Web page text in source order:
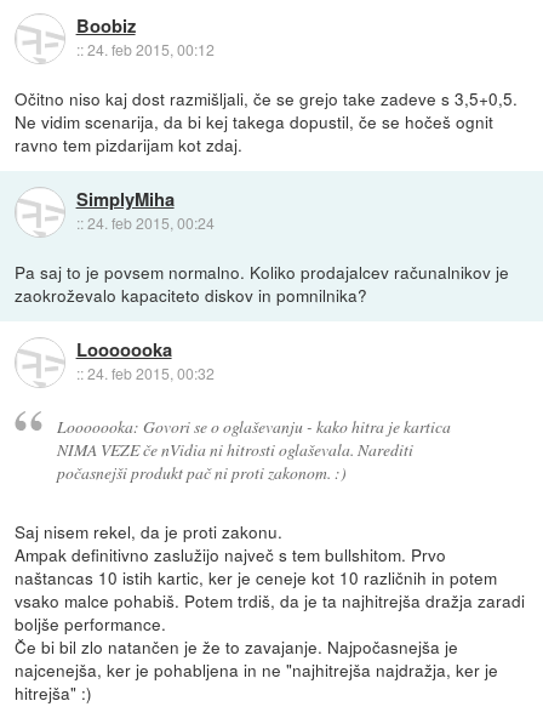
Boobiz
::24. feb 2015, 00:12
Očitno niso kaj dost razmišljali, če se grejo take zadeve s 3,5+0,5.
Ne vidim scenarija, da bi kej takega dopustil, če se hočeš ognit
ravno tem pizdarijam kot zdaj.
SimplyMiha
::24. feb 2015, 00:24
Pa saj to je povsem normalno. Koliko prodajalcev računalnikov je
zaokroževalo kapaciteto diskov in pomnilnika?
Looooooka
::24. feb 2015, 00:32
Looooooka: Govori se o oglaševanju - kako hitra je kartica
NIMA VEZE če nVidia ni hitrosti oglaševala. Narediti
počasnejši produkt pač ni proti zakonom. :)
Saj nisem rekel, da je proti zakonu.
Ampak definitivno zaslužijo največ s tem bullshitom. Prvo
naštancas 10 istih kartic, ker je ceneje kot 10 različnih in potem
vsako malce pohabiš. Potem trdiš, da je ta najhitrejša dražja zaradi
boljše performance.
Če bi bil zlo natančen je že to zavajanje. Najpočasnejša je
najcenejša, ker je pohabljena in ne "najhitrejša najdražja, ker je
hitrejša" :)